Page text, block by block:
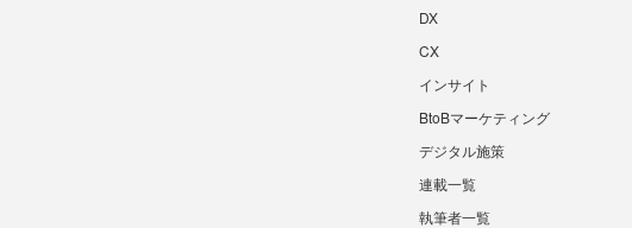
DX
CX
インサイト
BtoBマーケティング
デジタル施策
連載一覧
執筆者一覧